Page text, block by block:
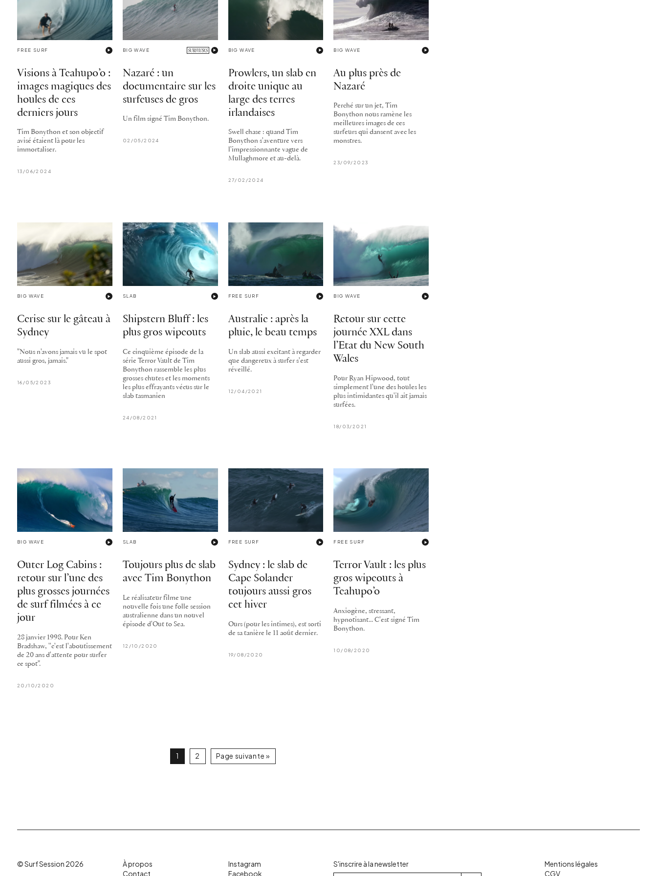
FREE SURF
Visions à Teahupo’o :
images magiques des
houles de ces
derniers jours
Tim Bonython et son objectif
avisé étaient là pour les
immortaliser.
13/06/2024
BIG WAVE
Nazaré : un
documentaire sur les
surfeuses de gros
Un film signé Tim Bonython.
02/05/2024
BIG WAVE
Prowlers, un slab en
droite unique au
large des terres
irlandaises
Swell chase : quand Tim
Bonython s'aventure vers
l'impressionnante vague de
Mullaghmore et au-delà.
27/02/2024
BIG WAVE
Au plus près de
Nazaré
Perché sur un jet, Tim
Bonython nous ramène les
meilleures images de ces
surfeurs qui dansent avec les
monstres.
23/09/2023
BIG WAVE
Cerise sur le gâteau à
Sydney
"Nous n'avons jamais vu le spot
aussi gros, jamais."
16/05/2023
SLAB
Shipstern Bluff : les
plus gros wipeouts
Ce cinquième épisode de la
série Terror Vault de Tim
Bonython rassemble les plus
grosses chutes et les moments
les plus effrayants vécus sur le
slab tasmanien
24/08/2021
FREE SURF
Australie : après la
pluie, le beau temps
Un slab aussi excitant à regarder
que dangereux à surfer s'est
réveillé.
12/04/2021
BIG WAVE
Retour sur cette
journée XXL dans
l’Etat du New South
Wales
Pour Ryan Hipwood, tout
simplement l'une des houles les
plus intimidantes qu'il ait jamais
surfées.
18/03/2021
BIG WAVE
Outer Log Cabins :
retour sur l’une des
plus grosses journées
de surf filmées à ce
jour
28 janvier 1998. Pour Ken
Bradshaw, ''c'est l'aboutissement
de 20 ans d'attente pour surfer
ce spot".
20/10/2020
SLAB
Toujours plus de slab
avec Tim Bonython
Le réalisateur filme une
nouvelle fois une folle session
australienne dans un nouvel
épisode d'Out to Sea.
12/10/2020
FREE SURF
Sydney : le slab de
Cape Solander
toujours aussi gros
cet hiver
Ours (pour les intimes), est sorti
de sa tanière le 11 août dernier.
19/08/2020
FREE SURF
Terror Vault : les plus
gros wipeouts à
Teahupo’o
Anxiogène, stressant,
hypnotisant... C'est signé Tim
Bonython.
10/08/2020
1 2 Page suivante »
© Surf Session 2026
À propos
Contact
Instagram
Facebook
S'inscrire à la newsletter
Mentions légales
CGV